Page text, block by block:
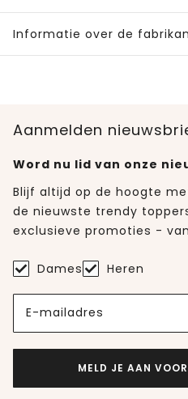
Informatie over de
Aanmelden
Word nu lid van onze
Blijf altijd op de hoogte
de nieuwste trendy
exclusieve promoties -
Dames Heren
E-mailadres
MELD JE AAN